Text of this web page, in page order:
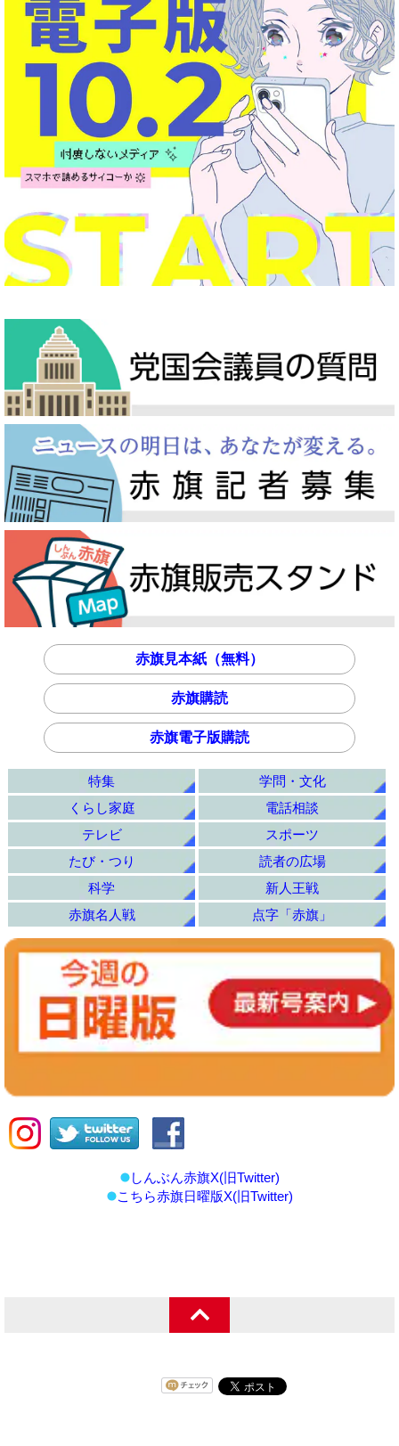
赤旗見本紙（無料）
赤旗購読
赤旗電子版購読
特集
学問・文化
くらし家庭
電話相談
テレビ
スポーツ
たび・つり
読者の広場
科学
新人王戦
赤旗名人戦
点字「赤旗」
しんぶん赤旗X(旧Twitter)
こちら赤旗日曜版X(旧Twitter)